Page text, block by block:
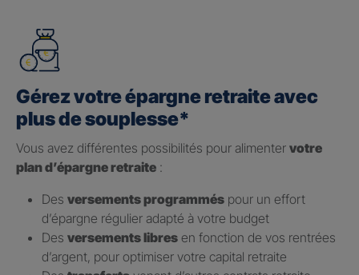
Gérez votre épargne retraite avec
plus de souplesse*
Vous avez différentes possibilités pour alimenter votre
plan d’épargne retraite :
Des versements programmés pour un effort
d’épargne régulier adapté à votre budget
Des versements libres en fonction de vos rentrées
d’argent, pour optimiser votre capital retraite